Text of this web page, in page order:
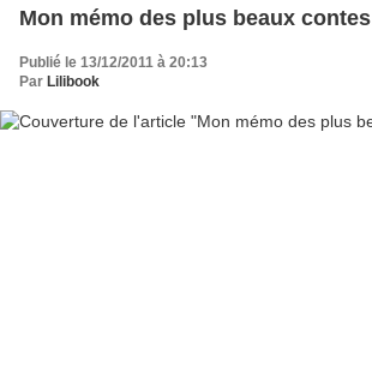
Mon mémo des plus beaux contes
Publié le 13/12/2011 à 20:13
Par Lilibook